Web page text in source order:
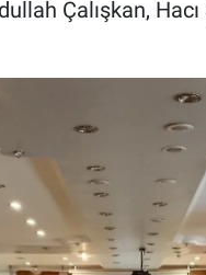
Çalışkan,